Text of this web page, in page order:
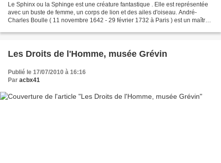
Le Sphinx ou la Sphinge est une créature fantastique . Elle est représentée
avec un buste de femme, un corps de lion et des ailes d'oiseau. André-
Charles Boulle ( 11 novembre 1642 - 29 février 1732 à Paris ) est un maître
Les Droits de l'Homme, musée Grévin
Publié le 17/07/2010 à 16:16
Par acbx41